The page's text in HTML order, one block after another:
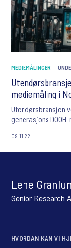
MEDIEMÅLINGER
mediemåling i
Utendørsbransjen
generasjons
09.11.22
Lene
Senior Research
HVORDAN KAN VI